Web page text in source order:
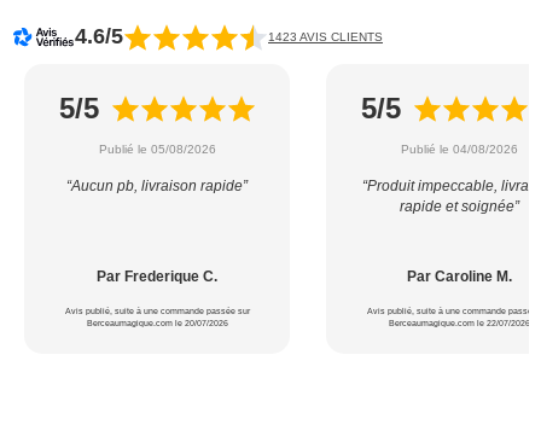
4.6/5 1423 AVIS CLIENTS
5/5
Publié le 05/08/2026
“Aucun pb, livraison rapide”
Par Frederique C.
Avis publié, suite à une commande passée sur
Berceaumagique.com le 20/07/2026
5/5
Publié le 04/08/2026
“Produit impeccable,
rapide et soignée”
Par Caroline M.
Avis publié, suite à une commande passée
Berceaumagique.com le 22/07/2026